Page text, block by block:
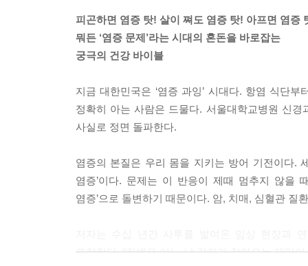
피곤하면 염증 탓! 살이 쪄도 염증 탓! 아프면 염증
뭐든 ‘염증 문제’라는 시대의 혼돈을 바로잡는
궁극의 건강 바이블
지금 대한민국은 ‘염증 과잉’ 시대다. 항염 식단
정확히 아는 사람은 드물다. 서울대학교병원 신
사실로 정면 돌파한다.
염증의 본질은 우리 몸을 지키는 방어 기전이다.
염증’이다. 문제는 이 반응이 제때 멈추지 않을
염증’으로 돌변하기 때문이다. 암, 치매, 심혈관
포착한다. “질병은 어느 날 갑자기 찾아오는 재앙